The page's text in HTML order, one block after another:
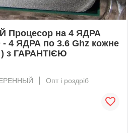
Процесор на 4 ЯДРА
- 4 ЯДРА по 3.6 Ghz кожне
) з ГАРАНТІЄЮ
Опт і роздріб